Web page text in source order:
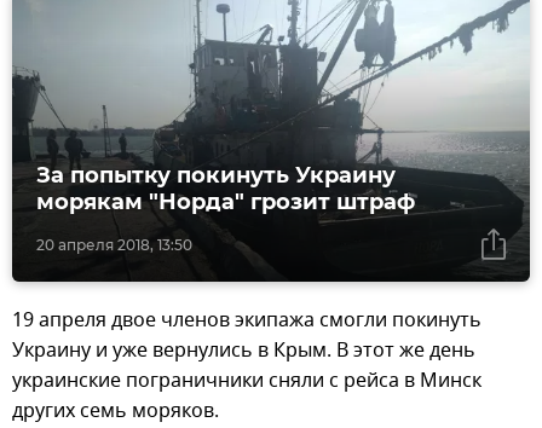
20 апреля 2018, 13:50
За попытку покинуть Украину
морякам "Норда" грозит штраф
19 апреля двое членов экипажа смогли покинуть
Украину и уже вернулись в Крым. В этот же день
украинские пограничники сняли с рейса в Минск
других семь моряков.